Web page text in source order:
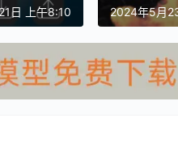
日 上午8:10 2024年5月